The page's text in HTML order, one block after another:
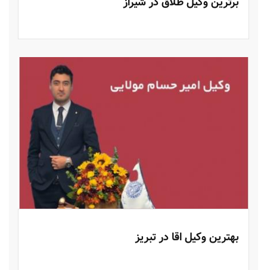
بهترین وکیل اقا در تبریز